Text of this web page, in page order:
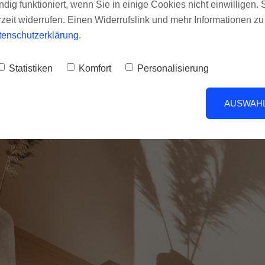
und feuern dann – im Verbund mit der
gleichmäßig an (der Mono-Betrieb
dies nicht).
ist ja, wie es klingt...
funktioniert, wenn Sie in einige Cookies nicht einwilligen.
widerrufen. Einen Widerrufslink und mehr Informationen
.
Statistiken Komfort Personalisierung